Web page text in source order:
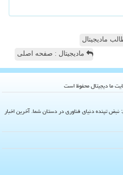
مادیجیتال
مادیجیتال : صفحه اصلی
نبض تپنده دنیای فناوری در دستان شما. آخرین اخبار